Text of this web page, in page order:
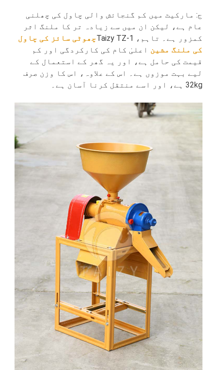
ج: مارکیٹ میں کم گنجائش والی چاول کی چھلنی
عام ہے، لیکن ان میں سے زیادہ تر کا ملنگ اثر
کمزور ہے۔ تاہم، Taizy TZ-1
چھوٹی سائز کی چاول
کی ملنگ مشین اعلیٰ کام کی کارکردگی اور کم
قیمت کی حامل ہے، اور یہ گھر کے استعمال کے
لیے بہت موزوں ہے۔ اس کے علاوہ، اس کا وزن صرف
32kg ہے، اور اسے منتقل کرنا آسان ہے۔